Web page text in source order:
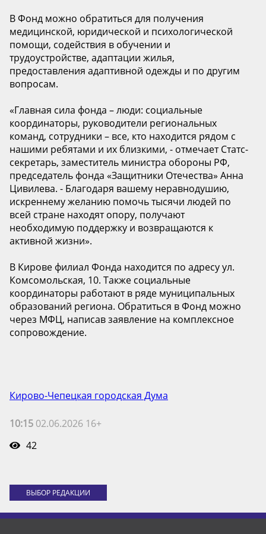
В Фонд можно обратиться для получения
медицинской, юридической и психологической
помощи, содействия в обучении и
трудоустройстве, адаптации жилья,
предоставления адаптивной одежды и по другим
вопросам.
«Главная сила фонда – люди: социальные
координаторы, руководители региональных
команд, сотрудники – все, кто находится рядом с
нашими ребятами и их близкими, - отмечает Статс-
секретарь, заместитель министра обороны РФ,
председатель фонда «Защитники Отечества» Анна
Цивилева. - Благодаря вашему неравнодушию,
искреннему желанию помочь тысячи людей по
всей стране находят опору, получают
необходимую поддержку и возвращаются к
активной жизни».
В Кирове филиал Фонда находится по адресу ул.
Комсомольская, 10. Также социальные
координаторы работают в ряде муниципальных
образований региона. Обратиться в Фонд можно
через МФЦ, написав заявление на комплексное
сопровождение.
Кирово-Чепецкая городская Дума
10:15 02.06.2026 16+
42
ВЫБОР РЕДАКЦИИ